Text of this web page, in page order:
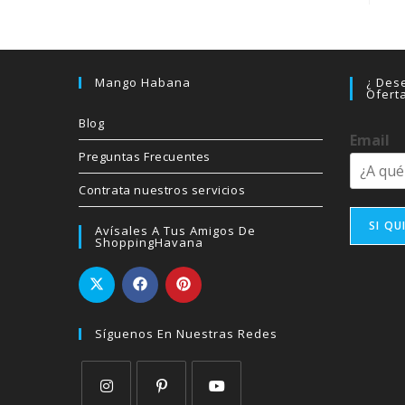
Mango Habana
Blog
Preguntas Frecuentes
Contrata nuestros servicios
Avísales A Tus Amigos De
ShoppingHavana
Síguenos En Nuestras Redes
¿
Email
SI